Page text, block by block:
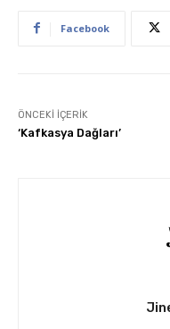
Facebook
ÖNCEKI İÇERIK
‘Kafkasya Dağları’